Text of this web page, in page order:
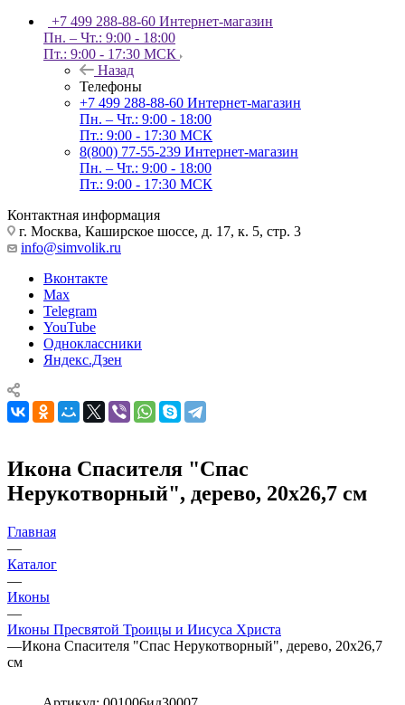
+7 499 288-88-60 Интернет-магазин
Пн. – Чт.: 9:00 - 18:00
Пт.: 9:00 - 17:30 МСК
Назад
Телефоны
+7 499 288-88-60 Интернет-магазин
Пн. – Чт.: 9:00 - 18:00
Пт.: 9:00 - 17:30 МСК
8(800) 77-55-239 Интернет-магазин
Пн. – Чт.: 9:00 - 18:00
Пт.: 9:00 - 17:30 МСК
Контактная информация
г. Москва, Каширское шоссе, д. 17, к. 5, стр. 3
info@simvolik.ru
Вконтакте
Max
Telegram
YouTube
Одноклассники
Яндекс.Дзен
Икона Спасителя "Спас
Нерукотворный", дерево, 20х26,7 см
Главная
—
Каталог
—
Иконы
—
Иконы Пресвятой Троицы и Иисуса Христа
—Икона Спасителя "Спас Нерукотворный", дерево, 20х26,7
см